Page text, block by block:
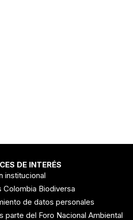
DE INTERÉS
institucional
Colombia Biodiversa
de datos personales
parte del Foro Nacional Ambiental